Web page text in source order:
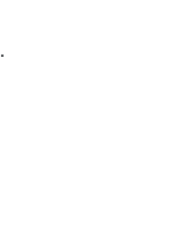
.